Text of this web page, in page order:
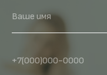
Ваше имя
+7(000)000-0000